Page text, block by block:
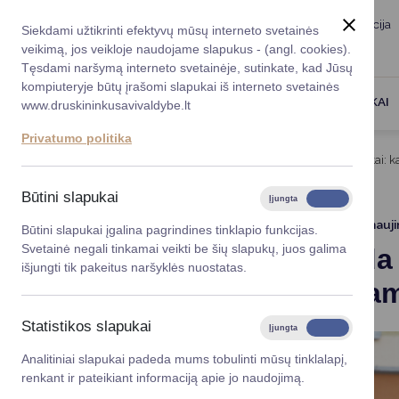
Siekdami užtikrinti efektyvų mūsų interneto svetainės
veikimą, jos veikloje naudojame slapukus - (angl. cookies).
Tęsdami naršymą interneto svetainėje, sutinkate, kad Jūsų
kompiuteryje būtų įrašomi slapukai iš interneto svetainės
www.druskininkusavivaldybe.lt
Privatumo politika
Būtini slapukai Įjungta
Būtini slapukai įgalina pagrindines tinklapio funkcijas.
Svetainė negali tinkamai veikti be šių slapukų, juos galima
išjungti tik pakeitus naršyklės nuostatas.
Statistikos slapukai Įjungta
Analitiniai slapukai padeda mums tobulinti mūsų tinklalapį,
renkant ir pateikiant informaciją apie jo naudojimą.
Taryba Meras
Registruokitės
Vicemerai
Mero patarėja
Administracija
Savivaldybės
Planavimo
Korupcijos
Viešieji
Lygios
Savivaldybės
Finansų
Karjera DUK
DRUSKININKAI
Prasideda nauji mokslo metai:
2025-08-28